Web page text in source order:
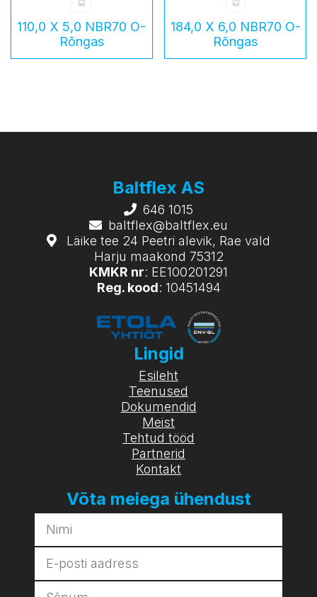
110,0 X 5,0 NBR70 O-
Rõngas
184,0 X 6,0 NBR70 O-
Rõngas
Baltflex AS
646 1015
baltflex@baltflex.eu
Läike tee 24 Peetri alevik, Rae vald
Harju maakond 75312
KMKR nr: EE100201291
Reg. kood: 10451494
Lingid
Esileht
Teenused
Dokumendid
Meist
Tehtud tööd
Partnerid
Kontakt
Võta meiega ühendust